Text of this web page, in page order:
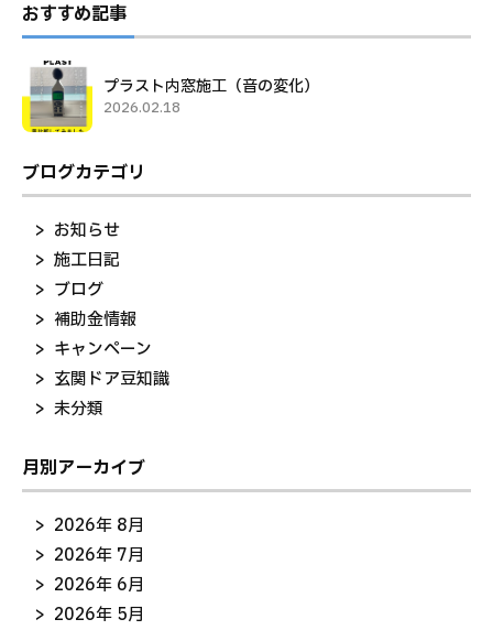
おすすめ記事
プラスト内窓施工（音の変化）
2026.02.18
ブログカテゴリ
お知らせ
施工日記
ブログ
補助金情報
キャンペーン
玄関ドア豆知識
未分類
月別アーカイブ
2026年 8月
2026年 7月
2026年 6月
2026年 5月